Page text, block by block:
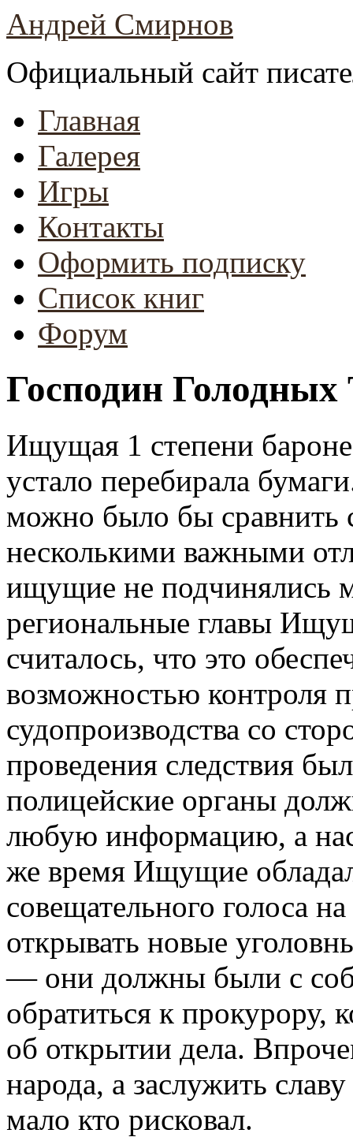
Андрей Смирнов
Официальный сайт
Главная
Галерея
Игры
Контакты
Оформить подписку
Список книг
Форум
Господин
Ищущая 1 степени
устало перебирала
можно было бы сравнить
несколькими важными
ищущие не подчинялись
региональные главы
считалось, что это
возможностью контроля
судопроизводства со
проведения следствия
полицейские органы
любую информацию, а
же время Ищущие
совещательного голоса
открывать новые
— они должны были с
обратиться к
об открытии дела.
народа, а заслужить
мало кто рисковал.